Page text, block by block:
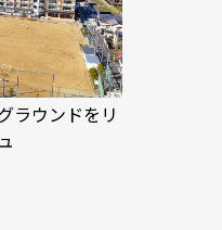
ラウンドをリ